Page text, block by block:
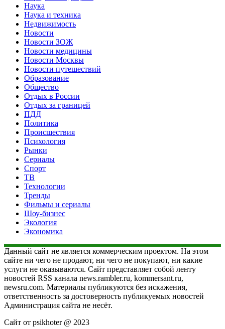
Наука
Наука и техника
Недвижимость
Новости
Новости ЗОЖ
Новости медицины
Новости Москвы
Новости путешествий
Образование
Общество
Отдых в России
Отдых за границей
ПДД
Политика
Происшествия
Психология
Рынки
Сериалы
Спорт
ТВ
Технологии
Тренды
Фильмы и сериалы
Шоу-бизнес
Экология
Экономика
Данный сайт не является коммерческим проектом. На этом
сайте ни чего не продают, ни чего не покупают, ни какие
услуги не оказываются. Сайт представляет собой ленту
новостей RSS канала news.rambler.ru, kommersant.ru,
newsru.com. Материалы публикуются без искажения,
ответственность за достоверность публикуемых новостей
Администрация сайта не несёт.
Сайт от psikhoter @ 2023